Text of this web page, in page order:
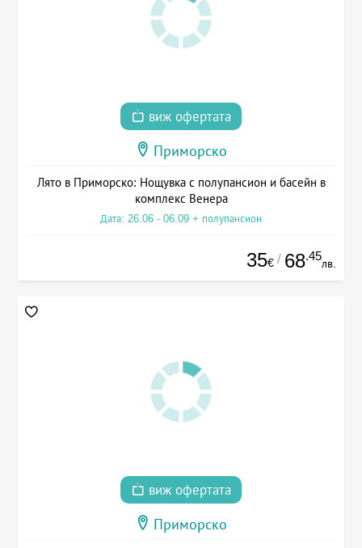
виж офертата
Приморско
Лято в Приморско: Нощувка с полупансион и басейн в
комплекс Венера
Дата: 26.06 - 06.09 + полупансион
35€ / 68.45
лв.
виж офертата
Приморско